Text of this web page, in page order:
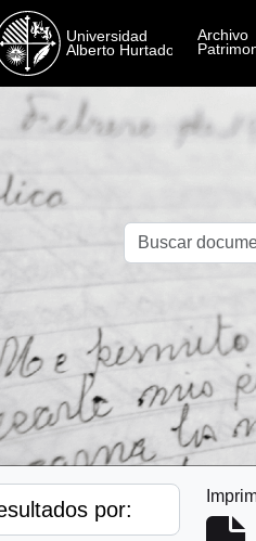
por: